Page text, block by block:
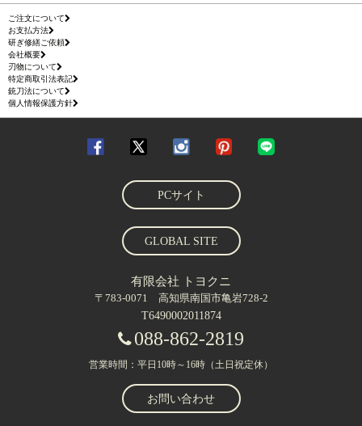
ご注文について
お支払方法
研ぎ修繕ご依頼
会社概要
刃物について
特定商取引法表記
銃刀法について
個人情報保護方針
PCサイト
GLOBAL SITE
有限会社 トヨクニ
〒783-0071 高知県南国市亀岩728-2
T6490002011874
088-862-2819
営業時間：平日10時～16時（土日祝定休）
お問い合わせ